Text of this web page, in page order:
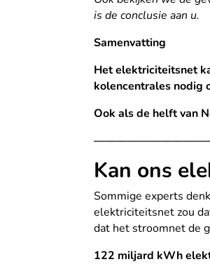
is de conclusie aan u.
Samenvatting
Het elektriciteitsnet
kolencentrales nodig
Ook als de helft van
Kan ons
Sommige experts
elektriciteitsnet zou
dat het stroomnet de
122 miljard kWh